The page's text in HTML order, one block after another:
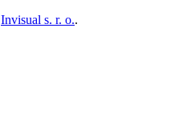
Invisual s. r. o..